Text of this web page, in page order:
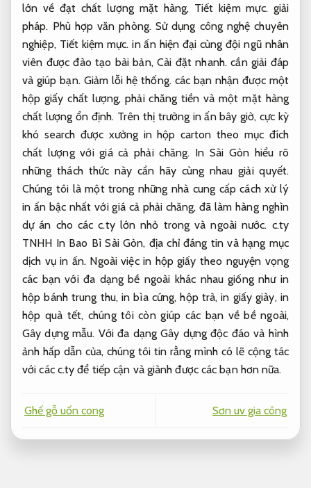
lớn về đạt chất lượng mặt hàng, Tiết kiệm mực.giải
pháp. Phù hợp văn phòng. Sử dụng công nghệ chuyên
nghiệp, Tiết kiệm mực. in ấn hiện đại cùng đội ngũ nhân
viên được đào tạo bài bản,Cài đặt nhanh.cần giải đáp
và giúp bạn. Giảm lỗi hệ thống.các bạn nhận được một
hộp giấy chất lượng, phải chăng tiền và một mặt hàng
chất lượng ổn định. Trên thị trường in ấn bây giờ, cực kỳ
khó search được xưởng in hộp carton theo mục đích
chất lượng với giá cả phải chăng. In Sài Gòn hiểu rõ
những thách thức này cần hãy cùng nhau giải quyết.
Chúng tôi là một trong những nhà cung cấp cách xử lý
in ấn bậc nhất với giá cả phải chăng, đã làm hàng nghìn
dự án cho các c.ty lớn nhỏ trong và ngoài nước. c.ty
TNHH In Bao Bì Sài Gòn, địa chỉ đáng tin và hạng mục
dịch vụ in ấn. Ngoài việc in hộp giấy theo nguyện vọng
các bạn với đa dạng bề ngoài khác nhau giống như in
hộp bánh trung thu, in bìa cứng, hộp trà, in giấy giày, in
hộp quà tết, chúng tôi còn giúp các bạn về bề ngoài,
Gây dựng mẫu. Với đa dạng Gây dựng độc đáo và hình
ảnh hấp dẫn của, chúng tôi tin rằng mình có lẽ cộng tác
với các c.ty để tiếp cận và giành được các bạn hơn nữa.
Ghế gỗ uốn cong Sơn uv gia công